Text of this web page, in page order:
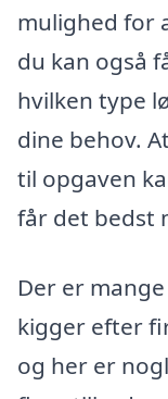
mulighed for
du kan også
hvilken type
dine behov.
til opgaven
får det bedst
Der er
kigger efter
og her er